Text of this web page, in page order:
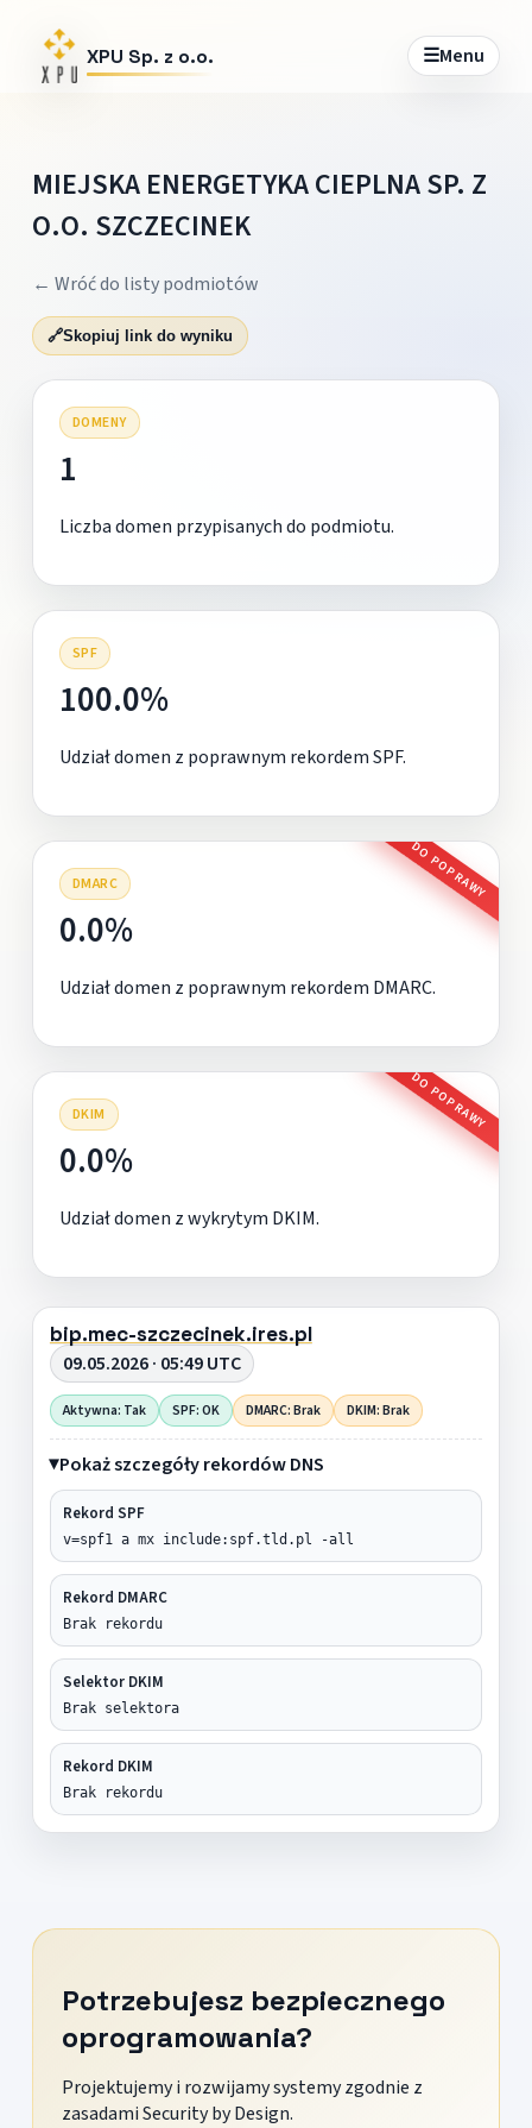
XPU Sp. z o.o. ☰Menu
MIEJSKA ENERGETYKA CIEPLNA SP. Z
O.O. SZCZECINEK
← Wróć do listy podmiotów
🔗Skopiuj link do wyniku
DOMENY
1
Liczba domen przypisanych do podmiotu.
SPF
100.0%
Udział domen z poprawnym rekordem SPF.
DMARC DO POPRAWY
0.0%
Udział domen z poprawnym rekordem DMARC.
DKIM DO POPRAWY
0.0%
Udział domen z wykrytym DKIM.
bip.mec-szczecinek.ires.pl
09.05.2026 · 05:49 UTC
Aktywna: Tak SPF: OK DMARC: Brak DKIM: Brak
Pokaż szczegóły rekordów DNS
Rekord SPF
v=spf1 a mx include:spf.tld.pl -all
Rekord DMARC
Brak rekordu
Selektor DKIM
Brak selektora
Rekord DKIM
Brak rekordu
Potrzebujesz bezpiecznego
oprogramowania?
Projektujemy i rozwijamy systemy zgodnie z
zasadami Security by Design.